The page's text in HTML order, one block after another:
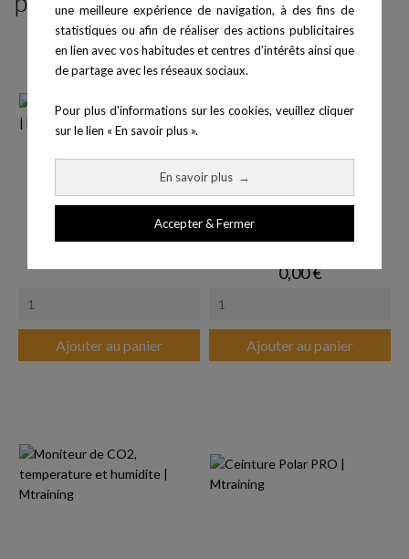
une meilleure expérience de navigation, à des fins de
statistiques ou afin de réaliser des actions publicitaires
en lien avec vos habitudes et centres d’intérêts ainsi que
de partage avec les réseaux sociaux.
Pour plus d'informations sur les cookies, veuillez cliquer
sur le lien « En savoir plus ».
En savoir plus →
Accepter & Fermer
Masque facial 7450 Taille XS
Ajouter au panier
Polar H10 Ceinture de
Prix
0,00 €
Ajouter au panier